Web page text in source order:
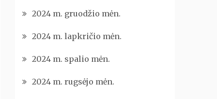
2024 m. gruodžio mėn.
2024 m. lapkričio mėn.
2024 m. spalio mėn.
2024 m. rugsėjo mėn.